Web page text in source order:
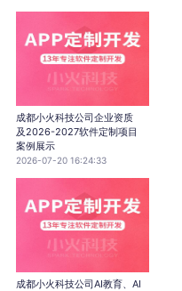
成都小火科技公司企业资质
及2026-2027软件定制项目
案例展示
2026-07-20 16:24:33
成都小火科技公司AI教育、AI